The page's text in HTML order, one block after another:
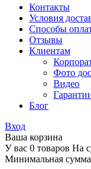
Контакты
Условия
Способы
Отзывы
Клиентам
Фото
Видео
Блог
Вход
Ваша корзина
У вас 0 товаров На
Минимальная сумма